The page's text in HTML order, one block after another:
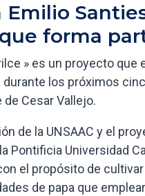
Emilio
forma
» es un proyecto
los próximos
Cesar Vallejo.
de la UNSAAC y el
Pontificia Universidad
el propósito de
de papa que